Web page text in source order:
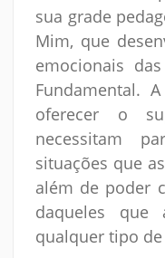
sua grade
Mim, que
emocionais
Fundamental.
oferecer o
necessitam
situações que
além de poder
daqueles que
qualquer tipo